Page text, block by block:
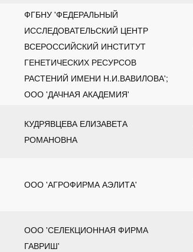
ФГБНУ 'ФЕДЕРАЛЬНЫЙ
ИССЛЕДОВАТЕЛЬСКИЙ ЦЕНТР
ВСЕРОССИЙСКИЙ ИНСТИТУТ
ГЕНЕТИЧЕСКИХ РЕСУРСОВ
РАСТЕНИЙ ИМЕНИ Н.И.ВАВИЛОВА';
ООО 'ДАЧНАЯ АКАДЕМИЯ'
КУДРЯВЦЕВА ЕЛИЗАВЕТА
РОМАНОВНА
ООО 'АГРОФИРМА АЭЛИТА'
ООО 'СЕЛЕКЦИОННАЯ ФИРМА
ГАВРИШ'